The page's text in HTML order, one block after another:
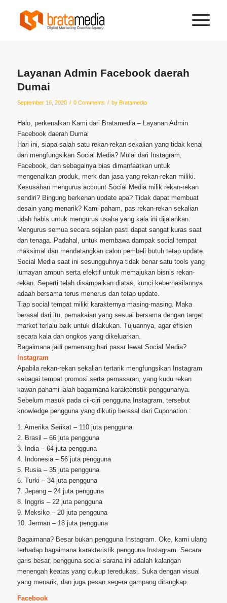
Layanan Admin Facebook daerah
Dumai
September 16, 2020 / 0 Comments / by Bratamedia
Halo, perkenalkan Kami dari Bratamedia – Layanan Admin
Facebook daerah Dumai
Hari ini, siapa salah satu rekan-rekan sekalian yang tidak kenal
dan mengfungsikan Social Media? Mulai dari Instagram,
Facebook, dan sebagainya bias dimanfaatkan untuk
mengenalkan produk, merk dan jasa yang rekan-rekan miliki.
Kesusahan mengurus account Social Media milik rekan-rekan
sendiri? Bingung berkenan update apa? Tidak dapat membuat
desain yang menarik? Kami paham, pas rekan-rekan sekalian
udah habis untuk mengurus usaha yang kala ini dijalankan.
Mengurus semua secara sejalan pasti dapat sangat kuras saat
dan tenaga. Padahal, untuk membawa dampak social tempat
maksimal dan mendatangkan calon pembeli butuh tetap update.
Social Media saat ini sesungguhnya tidak benar satu tools yang
lumayan ampuh serta efektif untuk memajukan bisnis rekan-
rekan. Seperti telah disampaikan diatas, kunci keberhasilannya
adaah bersama terus menerus dan tetap update.
Tiap social tempat miliki karakternya masing-masing. Maka
berasal dari itu, pemakaian yang sesuai bersama dengan target
market terlalu baik untuk dilakukan. Tujuannya, agar efisien
secara kala dan ongkos yang dikeluarkan.
Bagaimana jadi pemenang hari pasar lewat Social Media?
Instagram
Apabila rekan-rekan sekalian tertarik mengfungsikan Instagram
sebagai tempat promosi serta pemasaran, yang kudu rekan
kawan pahami ialah bagaimana karakteristik penggunanya.
Sebelum masuk pada cii-ciri pengguna Instagram, tersebut
knowledge pengguna yang dikutip berasal dari Cuponation.:
1. Amerika Serikat – 110 juta pengguna
2. Brasil – 66 juta pengguna
3. India – 64 juta pengguna
4. Indonesia – 56 juta pengguna
5. Rusia – 35 juta pengguna
6. Turki – 34 juta pengguna
7. Jepang – 24 juta pengguna
8. Inggris – 22 juta pengguna
9. Meksiko – 20 juta pengguna
10. Jerman – 18 juta pengguna
Bagaimana? Besar bukan pengguna Instagram. Oke, kami ulang
terhadap bagaimana karakteristik pengguna Instagram. Secara
garis besar, pengguna social sarana ini adalah kalangan
menengah keatas yang cukup teredukasi. Suka dengan visual
yang menarik, dan juga pesan segera gampang ditangkap.
Facebook